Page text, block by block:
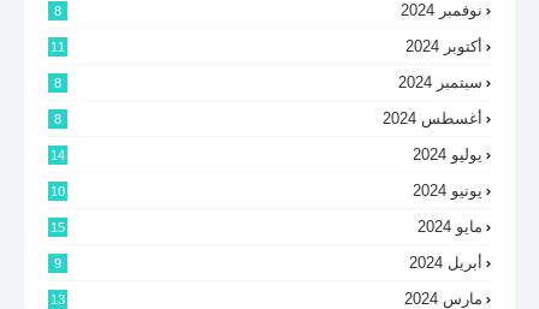
نوفمبر 2024 8
أكتوبر 2024 11
سبتمبر 2024 8
أغسطس 2024 8
يوليو 2024 14
يونيو 2024 10
مايو 2024 15
أبريل 2024 9
مارس 2024 13